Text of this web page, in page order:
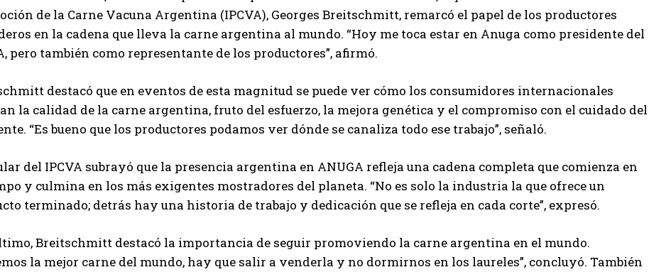
de la Carne Vacuna Argentina (IPCVA), Georges Breitschmitt, remarcó el papel de los productores
en la cadena que lleva la carne argentina al mundo. “Hoy me toca estar en Anuga como presidente del
pero también como representante de los productores”, afirmó.
destacó que en eventos de esta magnitud se puede ver cómo los consumidores internacionales
la calidad de la carne argentina, fruto del esfuerzo, la mejora genética y el compromiso con el cuidado del
“Es bueno que los productores podamos ver dónde se canaliza todo ese trabajo”, señaló.
del IPCVA subrayó que la presencia argentina en ANUGA refleja una cadena completa que comienza en
y culmina en los más exigentes mostradores del planeta. “No es solo la industria la que ofrece un
terminado; detrás hay una historia de trabajo y dedicación que se refleja en cada corte”, expresó.
Breitschmitt destacó la importancia de seguir promoviendo la carne argentina en el mundo.
la mejor carne del mundo, hay que salir a venderla y no dormirnos en los laureles”, concluyó. También